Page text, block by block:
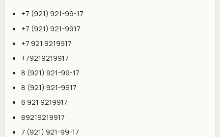
+7 (921) 921-99-17
+7 (921) 921-9917
+7 921 9219917
+79219219917
8 (921) 921-99-17
8 (921) 921-9917
8 921 9219917
89219219917
7 (921) 921-99-17